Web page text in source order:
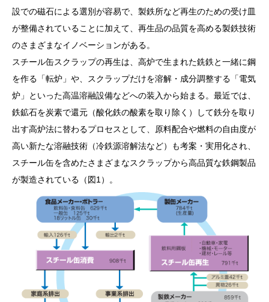
設での磁石による選別が容易で、製鉄所など再生のための受け皿
が整備されていることに加えて、再生品の品質を高める製鉄技術
のさまざまなイノベーションがある。
スチール缶スクラップの再生は、高炉で生まれた銑鉄と一緒に鋼
を作る「転炉」や、スクラップだけを溶解・成分調整する「電気
炉」といった高温溶融設備などへの装入から始まる。最近では、
鉄鉱石を炭素で還元（酸化鉄の酸素を取り除く）して鉄分を取り
出す高炉法に替わるプロセスとして、原料配合や燃料の自由度が
高い新たな溶融技術（冷鉄源溶解法など）も考案・実用化され、
スチール缶を含めたさまざまなスクラップから高品質な鉄鋼製品
が製造されている（図1）。